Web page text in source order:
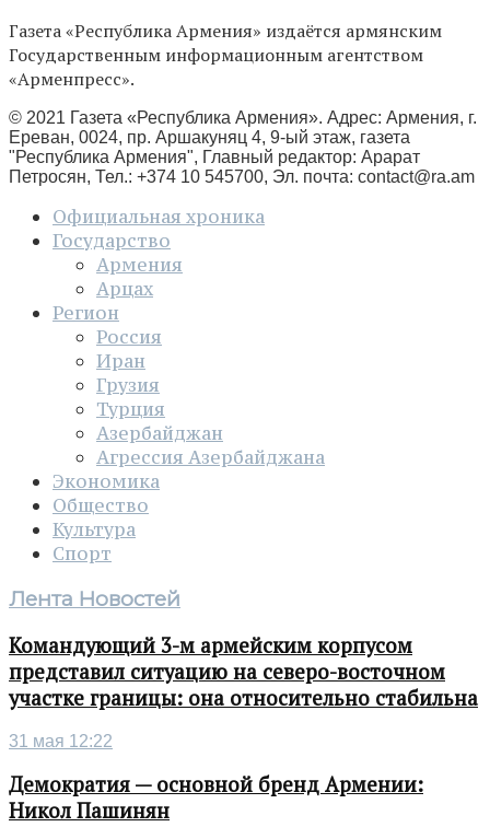
Газета «Республика Армения» издаётся армянским
Государственным информационным агентством
«Арменпресс».
© 2021 Газета «Республика Армения». Адрес: Армения, г.
Ереван, 0024, пр. Аршакуняц 4, 9-ый этаж, газета
"Республика Армения", Главный редактор: Арарат
Петросян, Тел.: +374 10 545700, Эл. почта: contact@ra.am
Официальная хроника
Государство
Армения
Арцах
Регион
Россия
Иран
Грузия
Турция
Азербайджан
Агрессия Азербайджана
Экономика
Общество
Культура
Спорт
Лента Новостей
Командующий 3-м армейским корпусом
представил ситуацию на северо-восточном
участке границы: она относительно стабильна
31 мая 12:22
Демократия — основной бренд Армении:
Никол Пашинян